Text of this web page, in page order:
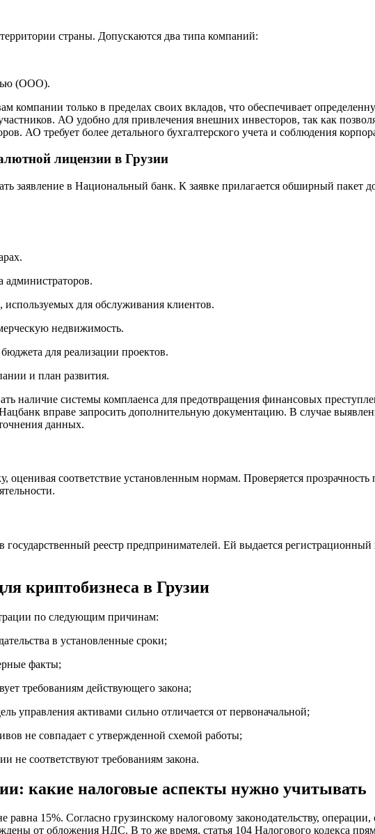
страны. Допускаются два типа компаний:
(ООО).
компании только в пределах своих вкладов, что обеспечивает
АО удобно для привлечения внешних инвесторов, так как
АО требует более детального бухгалтерского учета и соблюдения
лицензии в Грузии
заявление в Национальный банк. К заявке прилагается обширный пакет
для обслуживания клиентов.
недвижимость.
для реализации проектов.
и план развития.
наличие системы комплаенса для предотвращения финансовых
вправе запросить дополнительную документацию. В случае
данных.
оценивая соответствие установленным нормам. Проверяется
реестр предпринимателей. Ей выдается
криптобизнеса в Грузии
по следующим причинам:
в установленные сроки;
факты;
требованиям действующего закона;
управления активами сильно отличается от первоначальной;
не совпадает с утвержденной схемой работы;
соответствуют требованиям закона.
какие налоговые аспекты нужно учитывать
15%. Согласно грузинскому налоговому законодательству,
от обложения НДС. В то же время, статья 104 Налогового кодекса